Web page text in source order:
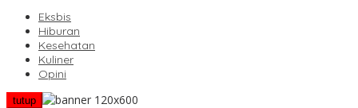
Eksbis
Hiburan
Kesehatan
Kuliner
Opini
tutup